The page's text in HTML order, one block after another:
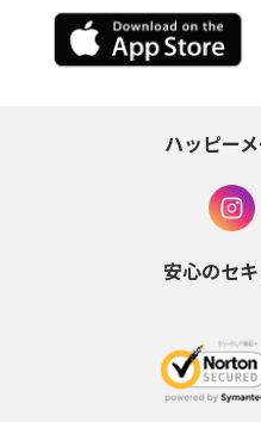
ハッピー
安心のセ